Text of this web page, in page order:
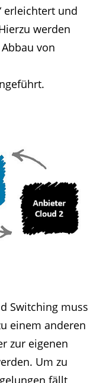
erleichtert und
werden
von
Switching muss
einem anderen
zur eigenen
Um zu
fällt